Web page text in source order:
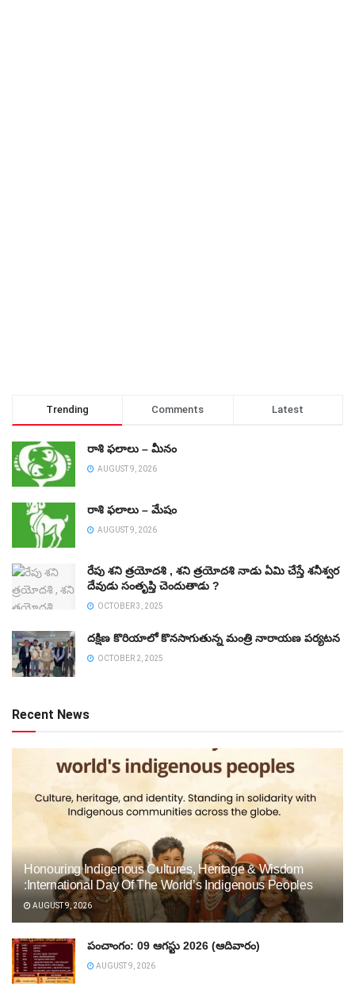
Trending Comments Latest
రాశి ఫలాలు – మీనం
AUGUST 9, 2026
రాశి ఫలాలు – మేషం
AUGUST 9, 2026
రేపు శని త్రయోదశి , శని త్రయోదశి నాడు ఏమి చేస్తే శనీశ్వర
దేవుడు సంతృప్తి చెందుతాడు ?
OCTOBER 3, 2025
దక్షిణ కొరియాలో కొనసాగుతున్న మంత్రి నారాయణ పర్యటన
OCTOBER 2, 2025
Recent News
Honouring Indigenous Cultures, Heritage & Wisdom
:International Day Of The World’s Indigenous Peoples
AUGUST 9, 2026
పంచాంగం: 09 ఆగస్టు 2026 (ఆదివారం)
AUGUST 9, 2026